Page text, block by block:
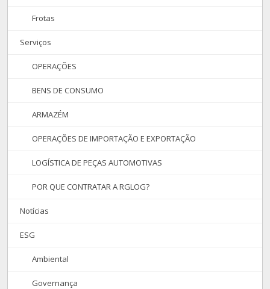
Frotas
Serviços
OPERAÇÕES
BENS DE CONSUMO
ARMAZÉM
OPERAÇÕES DE IMPORTAÇÃO E EXPORTAÇÃO
LOGÍSTICA DE PEÇAS AUTOMOTIVAS
POR QUE CONTRATAR A RGLOG?
Notícias
ESG
Ambiental
Governança